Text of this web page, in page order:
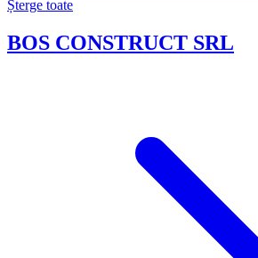
Șterge toate
BOS CONSTRUCT SRL